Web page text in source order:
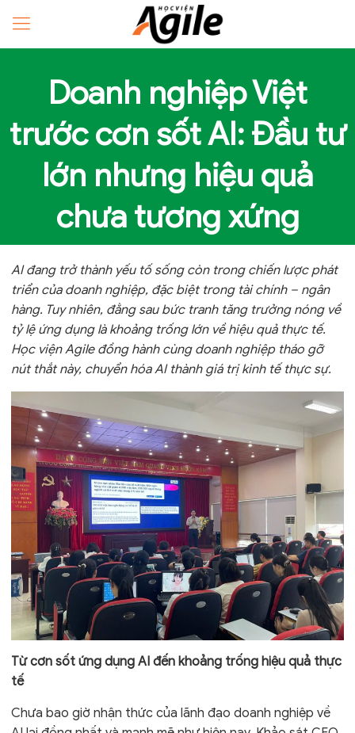
Doanh nghiệp Việt
trước cơn sốt AI: Đầu tư
lớn nhưng hiệu quả
chưa tương xứng
AI đang trở thành yếu tố sống còn trong chiến lược phát
triển của doanh nghiệp, đặc biệt trong tài chính – ngân
hàng. Tuy nhiên, đằng sau bức tranh tăng trưởng nóng về
tỷ lệ ứng dụng là khoảng trống lớn về hiệu quả thực tế.
Học viện Agile đồng hành cùng doanh nghiệp tháo gỡ
nút thắt này, chuyển hóa AI thành giá trị kinh tế thực sự.
Từ cơn sốt ứng dụng AI đến khoảng trống hiệu quả thực
tế
Chưa bao giờ nhận thức của lãnh đạo doanh nghiệp về